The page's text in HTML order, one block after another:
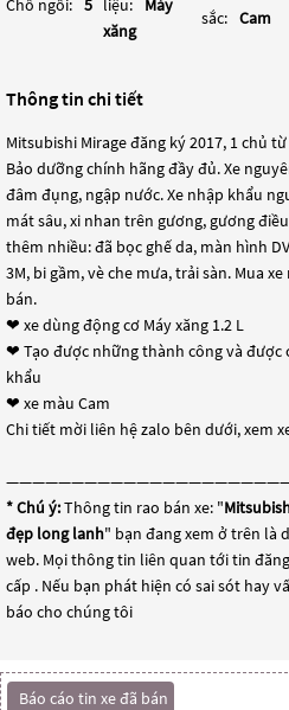
Chỗ ngồi: 5 liệu:
Máy
xăng
sắc: Cam
Thông tin chi tiết
Mitsubishi Mirage đăng ký 2017, 1 chủ
Bảo dưỡng chính hãng đầy đủ. Xe
đâm đụng, ngập nước. Xe nhập khẩu
mát sâu, xi nhan trên gương, gương
thêm nhiều: đã bọc ghế da, màn hình
3M, bi gầm, vè che mưa, trải sàn. Mua
bán.
❤ xe dùng động cơ Máy xăng 1.2 L
❤ Tạo được những thành công và được
khẩu
❤ xe màu Cam
Chi tiết mời liên hệ zalo bên dưới, xem
* Chú ý:Thông tin rao bán xe: "
đẹp long lanh" bạn đang xem ở trên là
web. Mọi thông tin liên quan tới tin
cấp . Nếu bạn phát hiện có sai sót hay
báo cho chúng tôi
Báo cáo tin xe đã bán